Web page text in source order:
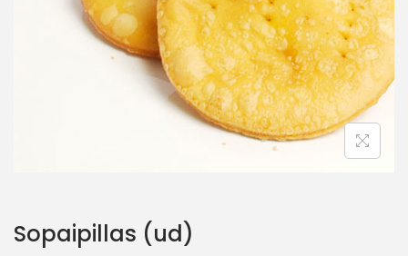
Sopaipillas (ud)